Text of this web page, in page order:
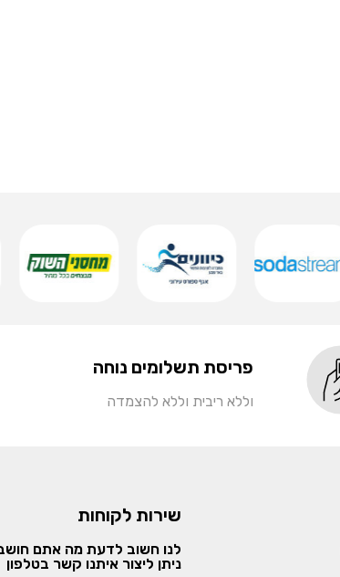
פריסת תשלומים נוחה
וללא ריבית וללא להצמדה
שירות לקוחות
לנו חשוב לדעת מה אתם
ניתן ליצור איתנו קשר בטלפון